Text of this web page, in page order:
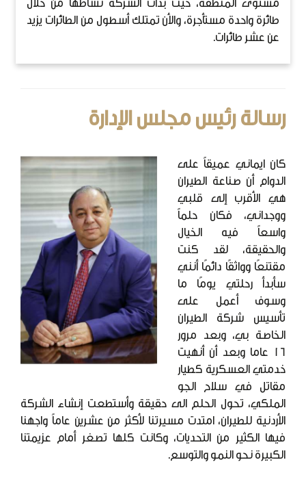
مستوى المنطقة، حيث بدأت الشركة نشاطها من خلال
طائرة واحدة مستأجرة، والأن تمتلك أسطول من الطائرات يزيد
عن عشر طائرات.
رسالة رئيس مجلس الإدارة
كان ايماني عميقاً على
الدوام أن صناعة الطيران
هي الأقرب إلى قلبي
ووجداني، فكان حلماً
واسعاً فيه الخيال
والحقيقة، لقد كنت
مقتنعًا وواثقًا دائمًا أنني
سأبدأ رحلتي يومًا ما
وسوف أعمل على
تأسيس شركة الطيران
الخاصة بي، وبعد مرور
16 عاما وبعد أن أنهيت
خدمتي العسكرية كطيار
مقاتل في سلاح الجو
الملكي، تحول الحلم الى حقيقة وأستطعت إنشاء الشركة
الأردنية للطيران، امتدت مسيرتنا لأكثر من عشرين عاماً واجهنا
فيها الكثير من التحديات، وكانت كلها تصغر أمام عزيمتنا
الكبيرة نحو النمو والتوسع.